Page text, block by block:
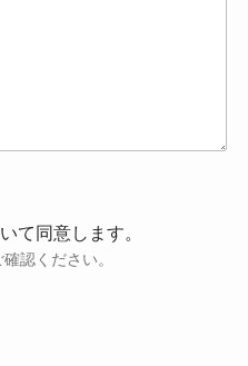
て同意します。
確認ください。